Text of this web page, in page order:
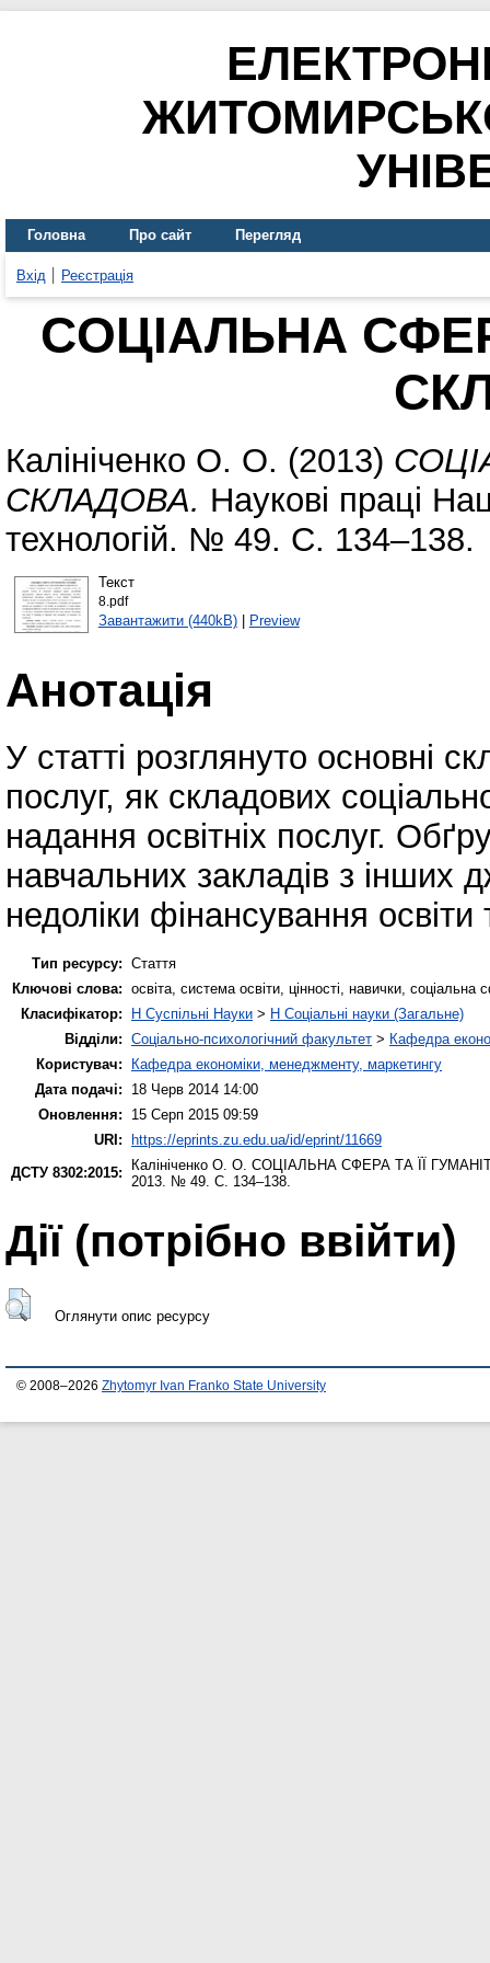
Головна Про сайт Перегляд
Вхід Реєстрація
CОЦІАЛЬНА
Калініченко О. О. (2013)
СКЛАДОВА. Наукові праці
технологій. № 49. С. 134–138.
Текст
8.pdf
Завантажити (440kB)| Preview
Анотація
У статті розглянуто основні
послуг, як складових
надання освітніх послуг.
навчальних закладів з інших
недоліки фінансування освіти
Тип ресурсу: Стаття
Ключові слова: освіта, система освіти, цінності, навички,
Класифікатор:
H Суспільні Науки > H Соціальні науки (Загальне)
Відділи: Соціально-психологічний факультет > Кафедра
Користувач:
Кафедра економіки, менеджменту, маркетингу
Дата подачі:
18 Черв 2014 14:00
Оновлення:
15 Серп 2015 09:59
URI: https://eprints.zu.edu.ua/id/eprint/11669
ДСТУ 8302:2015:
Калініченко О. О. CОЦІАЛЬНА СФЕРА ТА ЇЇ
2013. № 49. С. 134–138.
Дії ​​(потрібно ввійти)
Оглянути опис ресурсу
© 2008–2026 Zhytomyr Ivan Franko State University